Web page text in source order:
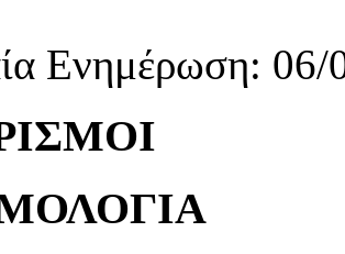
Ενημέρωση: